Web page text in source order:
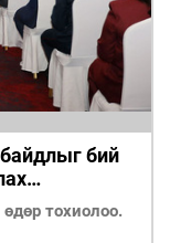
бий
тохиолоо.